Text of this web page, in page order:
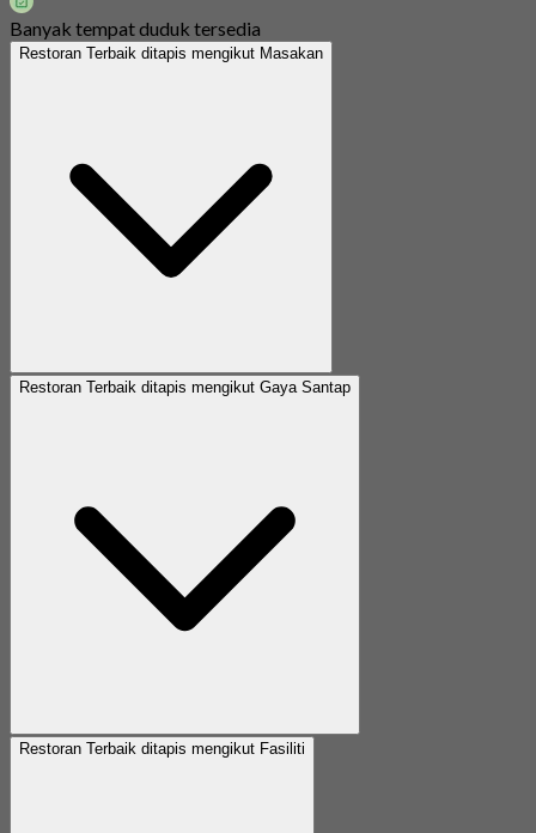
Banyak tempat duduk tersedia
Restoran Terbaik ditapis mengikut Masakan
Restoran Terbaik ditapis mengikut Gaya Santap
Restoran Terbaik ditapis mengikut Fasiliti